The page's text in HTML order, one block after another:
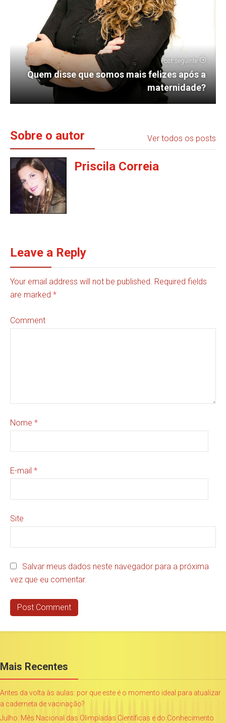
Post seguinte
Quem disse que somos mais felizes após a
maternidade?
Sobre o autor Ver todos os posts
Priscila Correia
Leave a Reply
Your email address will not be published. Required fields
are marked *
Comment
Nome *
E-mail *
Site
Salvar meus dados neste navegador para a próxima
vez que eu comentar.
Mais Recentes
Antes da volta às aulas: por que este é o momento ideal para atualizar
a caderneta de vacinação?
Julho: Mês Nacional das Olimpíadas Científicas e do Conhecimento